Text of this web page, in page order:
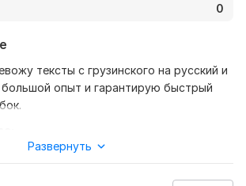
0
тексты с грузинского на русский и
опыт и гарантирую быстрый
текст и желаемый перевод ( с
Развернуть